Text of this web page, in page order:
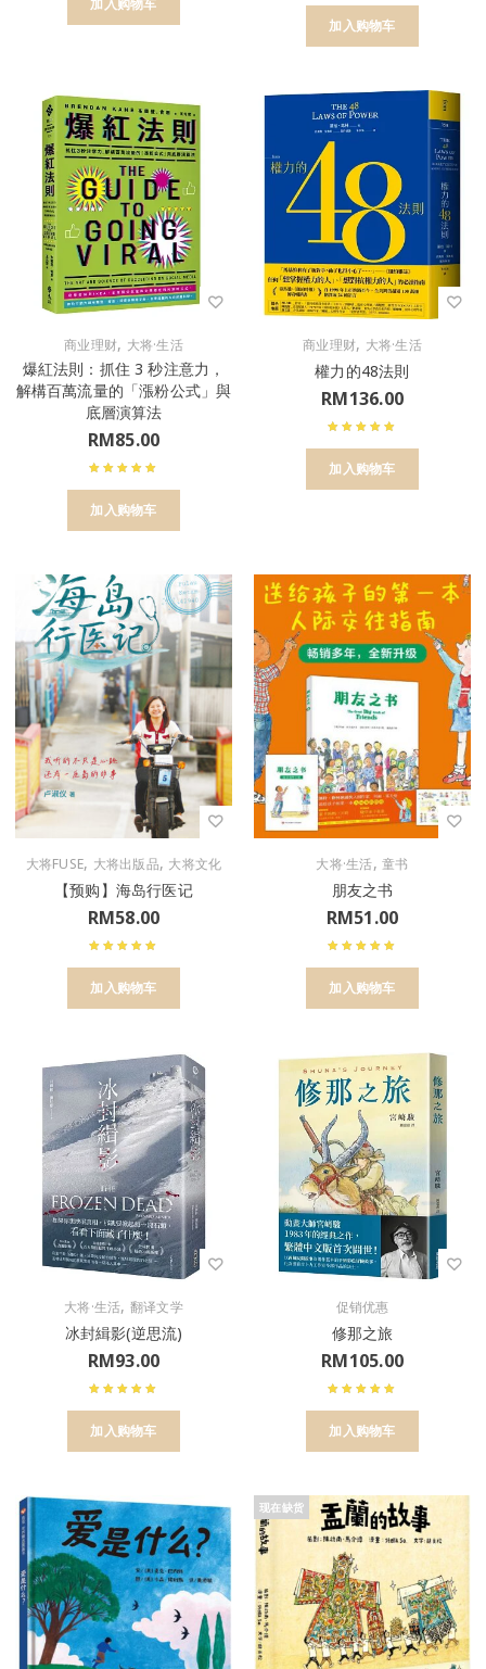
加入购物车
商业理财, 大将·生活
爆紅法則：抓住 3 秒注意力，
解構百萬流量的「漲粉公式」與
底層演算法
RM85.00
加入购物车
商业理财, 大将·生活
權力的48法則
RM136.00
加入购物车
大将FUSE, 大将出版品, 大将文化
【预购】海岛行医记
RM58.00
加入购物车
大将·生活,童书
朋友之书
RM51.00
加入购物车
大将·生活, 翻译文学
冰封緝影(逆思流)
RM93.00
加入购物车
促销优惠
修那之旅
RM105.00
加入购物车
现在缺货